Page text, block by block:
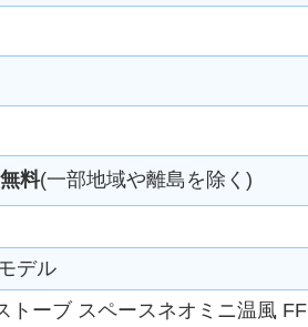
無料(一部地域や離島を除く)
デル
トーブ スペースネオミニ温風 FF